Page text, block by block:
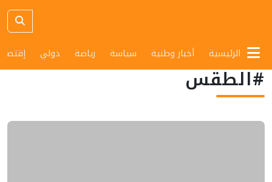
الرئيسية أخبار وطنية سياسة رياضة دولي
#الطقس